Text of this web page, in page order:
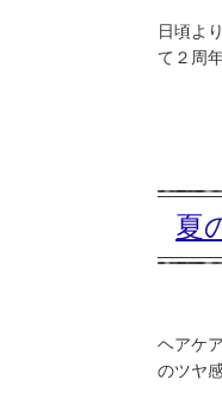
日頃よ
て２周
夏
ヘアケ
のツヤ